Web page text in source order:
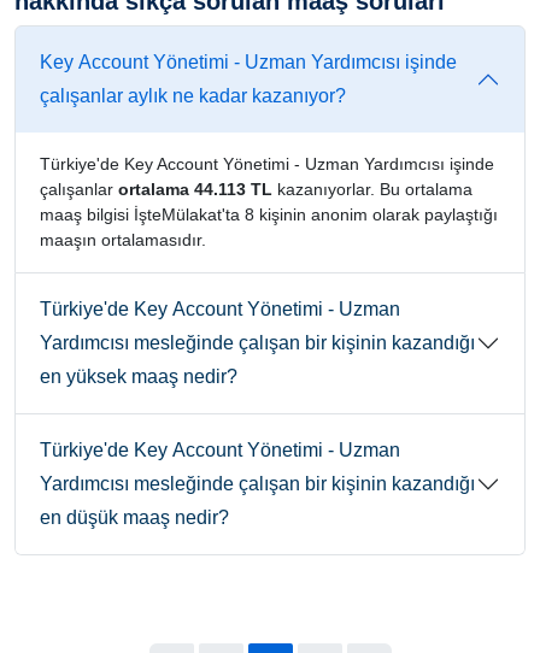
Key Account Yönetimi - Uzman Yardımcısı işinde
çalışanlar aylık ne kadar kazanıyor?
Türkiye'de Key Account Yönetimi - Uzman Yardımcısı işinde
çalışanlar ortalama 44.113 TL kazanıyorlar. Bu ortalama
maaş bilgisi İşteMülakat'ta 8 kişinin anonim olarak paylaştığı
maaşın ortalamasıdır.
Türkiye'de Key Account Yönetimi - Uzman
Yardımcısı mesleğinde çalışan bir kişinin kazandığı
en yüksek maaş nedir?
Türkiye'de Key Account Yönetimi - Uzman
Yardımcısı mesleğinde çalışan bir kişinin kazandığı
en düşük maaş nedir?